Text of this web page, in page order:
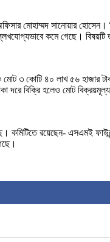
মোহাম্মদ সানোয়ার হোসেন।
কমে গেছে। বিষয়টি
মোট ৩ কোটি ৪০ লাখ ৫৬ হাজার
দরে বিক্রি হলেও মোট
কমিটিতে রয়েছেন- এসএমই